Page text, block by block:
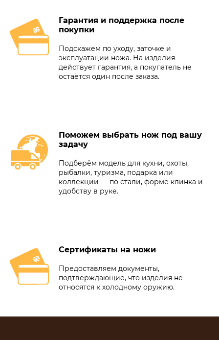
Гарантия и поддержка после
покупки
Подскажем по уходу, заточке и
эксплуатации ножа. На изделия
действует гарантия, а покупатель не
остаётся один после заказа.
Поможем выбрать нож под вашу
задачу
Подберём модель для кухни, охоты,
рыбалки, туризма, подарка или
коллекции — по стали, форме клинка и
удобству в руке.
Сертификаты на ножи
Предоставляем документы,
подтверждающие, что изделия не
относятся к холодному оружию.